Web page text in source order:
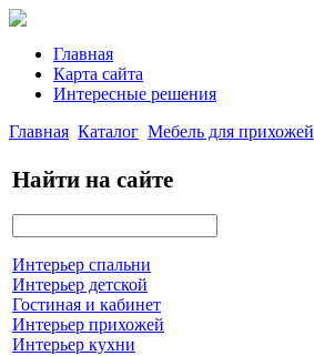
Главная
Карта сайта
Интересные решения
Главная Каталог Мебель для прихожей
Найти на сайте
Интерьер спальни
Интерьер детской
Гостиная и кабинет
Интерьер прихожей
Интерьер кухни